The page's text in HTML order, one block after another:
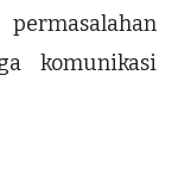
komunikasi